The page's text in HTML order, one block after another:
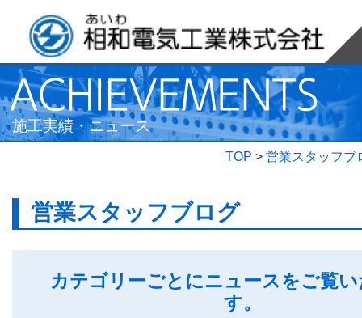
TOP > 営業スタッフブ
施工実績・ニュース
営業スタッフブログ
カテゴリーごとにニュースをご覧
す。